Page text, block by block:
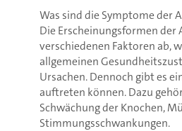
Was sind die Symptome der
Die Erscheinungsformen der
verschiedenen Faktoren ab,
allgemeinen
Ursachen. Dennoch gibt es
auftreten können. Dazu
Schwächung der Knochen,
Stimmungsschwankungen.